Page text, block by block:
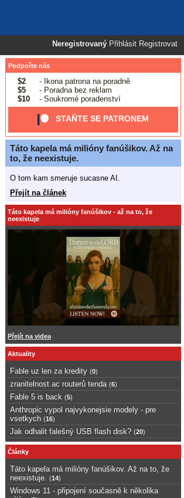
Neregistrovaný Přihlásit Registrovat
Podpořte nás
$2
- Ikona patrona na poradně
$5
- Poradna bez reklam
$10
- Soukromé poradenství
STAŇTE SE PATRONEM
Táto kapela má milióny fanúšikov. Až na
to, že neexistuje.
O tom kam smeruje sucasne AI.
Přejít na článek
Táto kapela má milióny fanúšikov - až na to, že
neexistuje
Přejít na videa
Aktuality
Fable uz len za kredity (0)
zranitelnost ac routerů tenda (6)
Fable 5 is back (5)
Anthropic vypol najvykonejsie modely - pre
vsetkych (16)
Jak odhalit falešný USB flash disk? (20)
Články
Táto kapela má milióny fanúšikov. Až na to, že
neexistuje.
(14)
Windows 11 - připojení současně k několika